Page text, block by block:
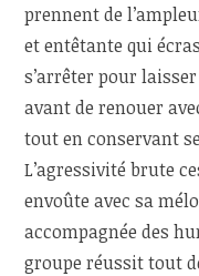
prennent de
et entêtante qui
s’arrêter pour
avant de renouer
tout en conservant
L’agressivité brute
envoûte avec sa
accompagnée des
groupe réussit tout